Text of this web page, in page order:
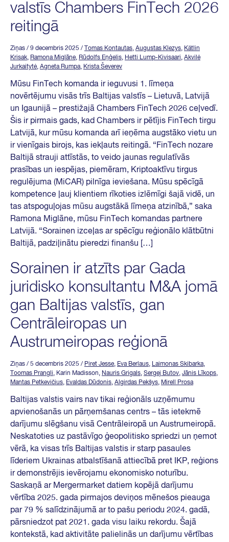
valstīs Chambers FinTech 2026
reitingā
Ziņas / 9 decembris 2025 / Tomas Kontautas, Augustas Klezys, Kätlin
Krisak, Ramona Miglāne, Rūdolfs Eņģelis, Hetti Lump-Kivisaari, Akvilė
Jurkaitytė, Agneta Rumpa, Krista Ševerev
Mūsu FinTech komanda ir ieguvusi 1. līmeņa
novērtējumu visās trīs Baltijas valstīs – Lietuvā, Latvijā
un Igaunijā – prestižajā Chambers FinTech 2026 ceļvedī.
Šis ir pirmais gads, kad Chambers ir pētījis FinTech tirgu
Latvijā, kur mūsu komanda arī ieņēma augstāko vietu un
ir vienīgais birojs, kas iekļauts reitingā. “FinTech nozare
Baltijā strauji attīstās, to veido jaunas regulatīvās
prasības un iespējas, piemēram, Kriptoaktīvu tirgus
regulējuma (MiCAR) pilnīga ieviešana. Mūsu spēcīgā
kompetence ļauj klientiem rīkoties izlēmīgi šajā vidē, un
tas atspoguļojas mūsu augstākā līmeņa atzinībā,” saka
Ramona Miglāne, mūsu FinTech komandas partnere
Latvijā. “Sorainen izceļas ar spēcīgu reģionālo klātbūtni
Baltijā, padziļinātu pieredzi finanšu […]
Sorainen ir atzīts par Gada
juridisko konsultantu M&A jomā
gan Baltijas valstīs, gan
Centrāleiropas un
Austrumeiropas reģionā
Ziņas / 5 decembris 2025 / Piret Jesse, Eva Berlaus, Laimonas Skibarka,
Toomas Prangli, Karin Madisson, Nauris Grigals, Sergej Butov, Jānis Līkops,
Mantas Petkevičius, Evaldas Dūdonis, Algirdas Pekšys, Mirell Prosa
Baltijas valstis vairs nav tikai reģionāls uzņēmumu
apvienošanās un pārņemšanas centrs – tās ietekmē
darījumu slēgšanu visā Centrāleiropā un Austrumeiropā.
Neskatoties uz pastāvīgo ģeopolitisko spriedzi un ņemot
vērā, ka visas trīs Baltijas valstis ir starp pasaules
līderiem Ukrainas atbalstīšanā attiecībā pret IKP, reģions
ir demonstrējis ievērojamu ekonomisko noturību.
Saskaņā ar Mergermarket datiem kopējā darījumu
vērtība 2025. gada pirmajos deviņos mēnešos pieauga
par 79 % salīdzinājumā ar to pašu periodu 2024. gadā,
pārsniedzot pat 2021. gada visu laiku rekordu. Šajā
kontekstā, kad aktivitāte palielinās un darījumu vērtības